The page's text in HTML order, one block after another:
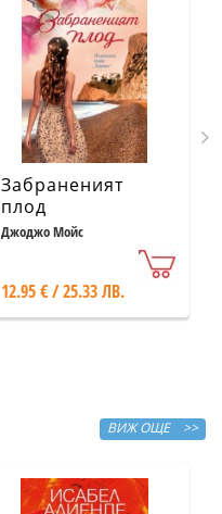
Забраненият
плод
Джоджо Мойс
12.95 € / 25.33 ЛВ.
ВИЖ ОЩЕ >>